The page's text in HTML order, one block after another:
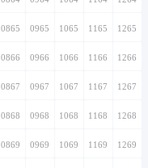
0865 0965 1065 1165 1265
0866 0966 1066 1166 1266
0867 0967 1067 1167 1267
0868 0968 1068 1168 1268
0869 0969 1069 1169 1269